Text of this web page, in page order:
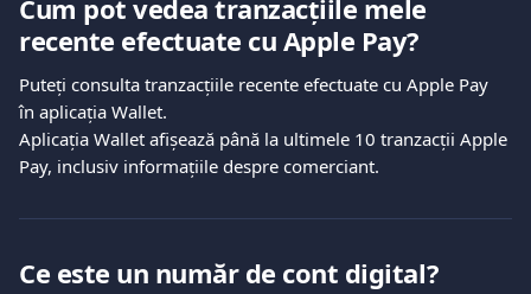
Cum pot vedea tranzacțiile mele
recente efectuate cu Apple Pay?
Puteți consulta tranzacțiile recente efectuate cu Apple Pay
în aplicația Wallet.
Aplicația Wallet afișează până la ultimele 10 tranzacții Apple
Pay, inclusiv informațiile despre comerciant.
Ce este un număr de cont digital?